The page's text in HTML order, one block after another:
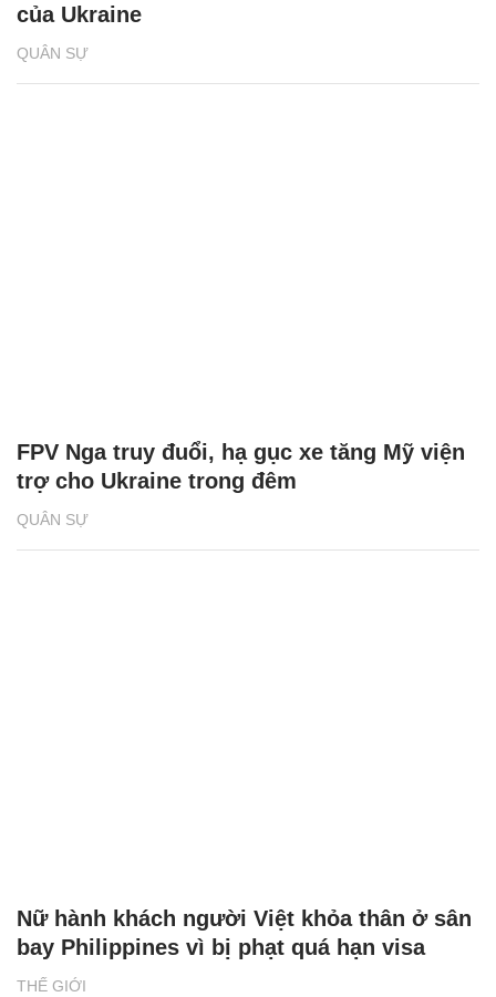
QUÂN SỰ
của Ukraine
QUÂN SỰ
FPV Nga truy đuổi, hạ gục xe tăng Mỹ viện
trợ cho Ukraine trong đêm
THẾ GIỚI
Nữ hành khách người Việt khỏa thân ở sân
bay Philippines vì bị phạt quá hạn visa